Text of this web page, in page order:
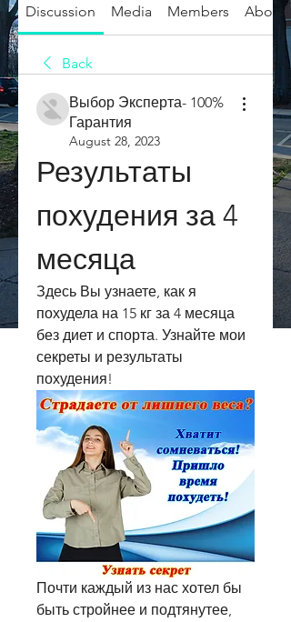
Discussion Media Members About
Back
Выбор Эксперта- 100%
Гарантия
August 28, 2023
Результаты
похудения за 4
месяца
Здесь Вы узнаете, как я
похудела на 15 кг за 4 месяца
без диет и спорта. Узнайте мои
секреты и результаты
похудения!
Почти каждый из нас хотел бы
быть стройнее и подтянутее,